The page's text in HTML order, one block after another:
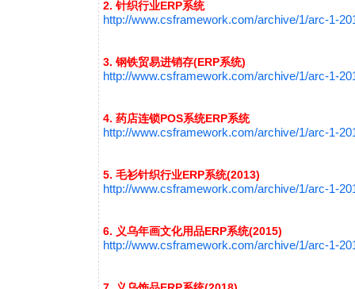
2. 针织行业ERP系统
http://www.csframework.com/archive/1/arc-1-
3. 钢铁贸易进销存(ERP系统)
http://www.csframework.com/archive/1/arc-1-
4. 药店连锁POS系统ERP系统
http://www.csframework.com/archive/1/arc-1-
5. 毛衫针织行业ERP系统(2013)
http://www.csframework.com/archive/1/arc-1-
6. 义乌年画文化用品ERP系统(2015)
http://www.csframework.com/archive/1/arc-1-